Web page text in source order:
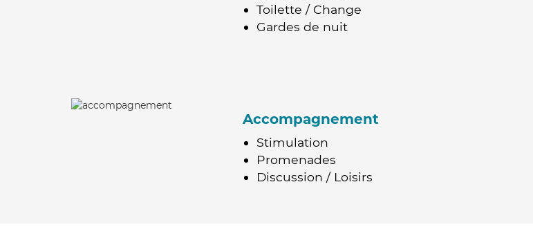
Toilette / Change
Gardes de nuit
Accompagnement
Stimulation
Promenades
Discussion / Loisirs